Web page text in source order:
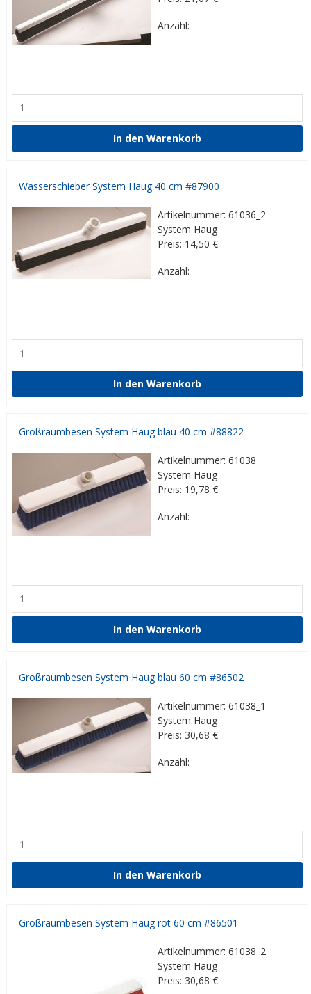
Anzahl:
Wasserschieber System Haug 40 cm #87900
Artikelnummer: 61036_2
System Haug
Preis: 14,50 €
Anzahl:
Großraumbesen System Haug blau 40 cm #88822
Artikelnummer: 61038
System Haug
Preis: 19,78 €
Anzahl:
Großraumbesen System Haug blau 60 cm #86502
Artikelnummer: 61038_1
System Haug
Preis: 30,68 €
Anzahl:
Großraumbesen System Haug rot 60 cm #86501
Artikelnummer: 61038_2
System Haug
Preis: 30,68 €